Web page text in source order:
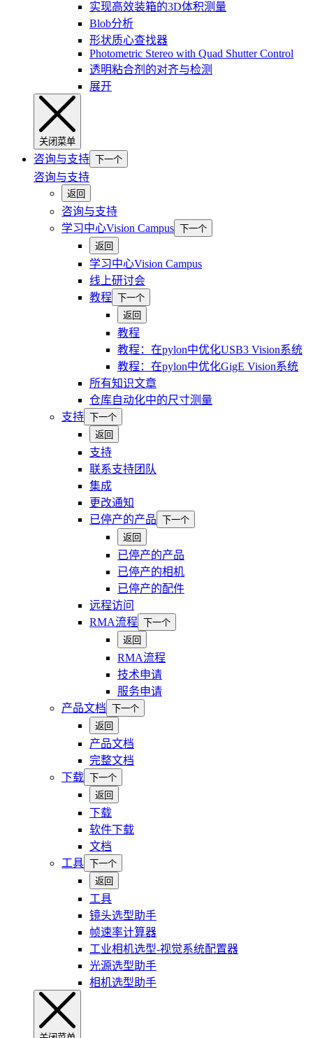
实现高效装箱的3D体积测量
Blob分析
形状质心查找器
Photometric Stereo with Quad Shutter Control
透明粘合剂的对齐与检测
展开
关闭菜单
咨询与支持 下一个
咨询与支持
返回
咨询与支持
学习中心Vision Campus
下一个
返回
学习中心Vision Campus
线上研讨会
教程
下一个
返回
教程
教程：在pylon中优化USB3 Vision系统
教程：在pylon中优化GigE Vision系统
所有知识文章
仓库自动化中的尺寸测量
支持
下一个
返回
支持
联系支持团队
集成
更改通知
已停产的产品
下一个
返回
已停产的产品
已停产的相机
已停产的配件
远程访问
RMA流程
下一个
返回
RMA流程
技术申请
服务申请
产品文档
下一个
返回
产品文档
完整文档
下载
下一个
返回
下载
软件下载
文档
工具
下一个
返回
工具
镜头选型助手
帧速率计算器
工业相机选型-视觉系统配置器
光源选型助手
相机选型助手